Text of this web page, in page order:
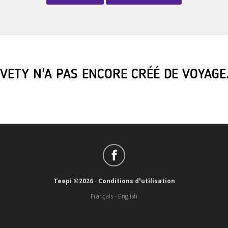
N'A PAS ENCORE CRÉÉ DE
Teepi ©2026- Conditions d'utilisation
Français- English